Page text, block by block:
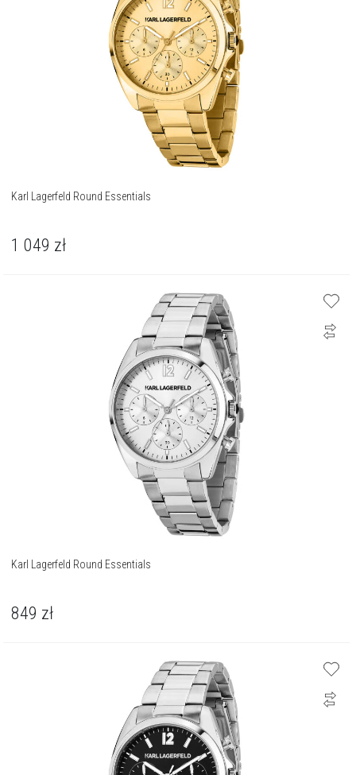
Karl Lagerfeld Round Essentials
1 049 zł
Karl Lagerfeld Round Essentials
849 zł